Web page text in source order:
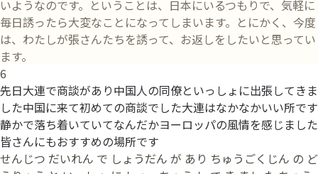
いようなのです。ということは、日本にいるつもりで、気軽に
毎日誘ったら大変なことになってしまいます。とにかく、今度
は、わたしが張さんたちを誘って、お返しをしたいと思ってい
ます。
6
先日大連で商談があり中国人の同僚といっしょに出張してきま
した中国に来て初めての商談でした大連はなかなかいい所です
静かで落ち着いていてなんだかヨーロッパの風情を感じました
皆さんにもおすすめの場所です
せんじつ だいれん で しょうだん が あり ちゅうごくじん の ど